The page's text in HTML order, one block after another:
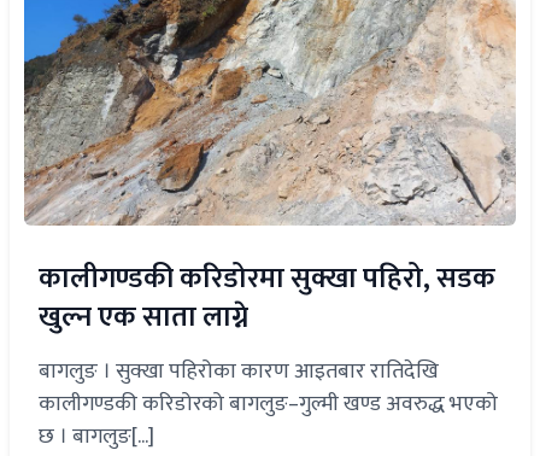
कालीगण्डकी करिडोरमा सुक्खा पहिरो, सडक
खुल्न एक साता लाग्ने
बागलुङ । सुक्खा पहिरोका कारण आइतबार रातिदेखि
कालीगण्डकी करिडोरको बागलुङ–गुल्मी खण्ड अवरुद्ध भएको
छ । बागलुङ[...]